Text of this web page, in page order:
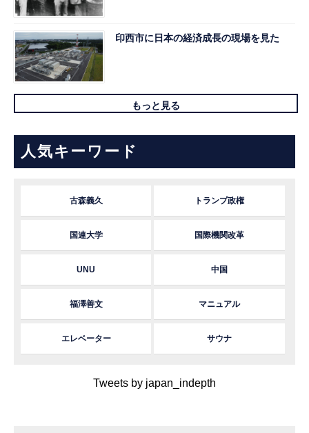
印西市に日本の経済成長の現場を見た
もっと見る
人気キーワード
古森義久 トランプ政権
国連大学 国際機関改革
UNU 中国
福澤善文 マニュアル
エレベーター サウナ
Tweets by japan_indepth